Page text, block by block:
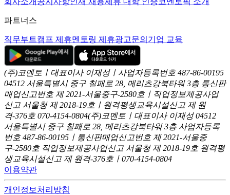
파트너스
직무부트캠프 제휴멘토링 제휴광고문의 기업 교육
(주)코멘토ㅣ대표이사 이재성ㅣ사업자등록번호 487-86-00195
04512 서울특별시 중구 칠패로 28, 메리츠강북타워 3층 통신판
매업신고번호 제 2021-서울중구-2580호ㅣ직업정보제공사업
신고 서울청 제 2018-19호ㅣ원격평생교육시설신고 제 원
격-376호 070-4154-0804(주)코멘토ㅣ대표이사 이재성 04512
서울특별시 중구 칠패로 28, 메리츠강북타워 3층 사업자등록
번호 487-86-00195ㅣ통신판매업신고번호 제 2021-서울중
구-2580호 직업정보제공사업신고 서울청 제 2018-19호 원격평
생교육시설신고 제 원격-376호ㅣ070-4154-0804
이용약관
개인정보처리방침